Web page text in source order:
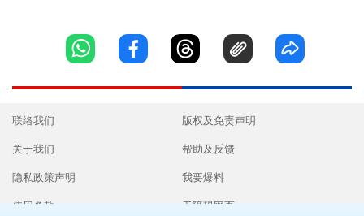
联络我们
关于我们
隐私政策声明
使用条款
版权及免责声明
帮助及反馈
我要爆料
无障碍网页